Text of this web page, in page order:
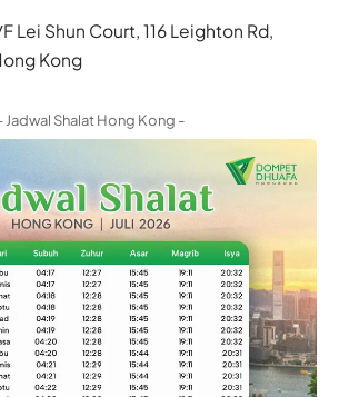
Lei Shun Court, 116 Leighton Rd,
Kong
Jadwal Shalat Hong Kong -